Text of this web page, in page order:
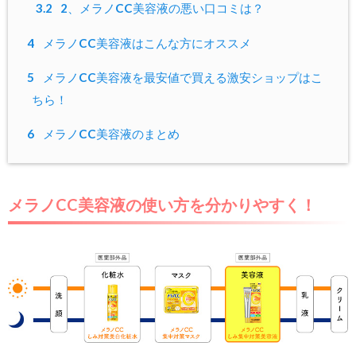
3.2 2、メラノCC美容液の悪い口コミは？
4 メラノCC美容液はこんな方にオススメ
5
メラノCC美容液を最安値で買える激安ショップはこ
ちら！
6 メラノCC美容液のまとめ
メラノCC美容液の使い方を分かりやすく！